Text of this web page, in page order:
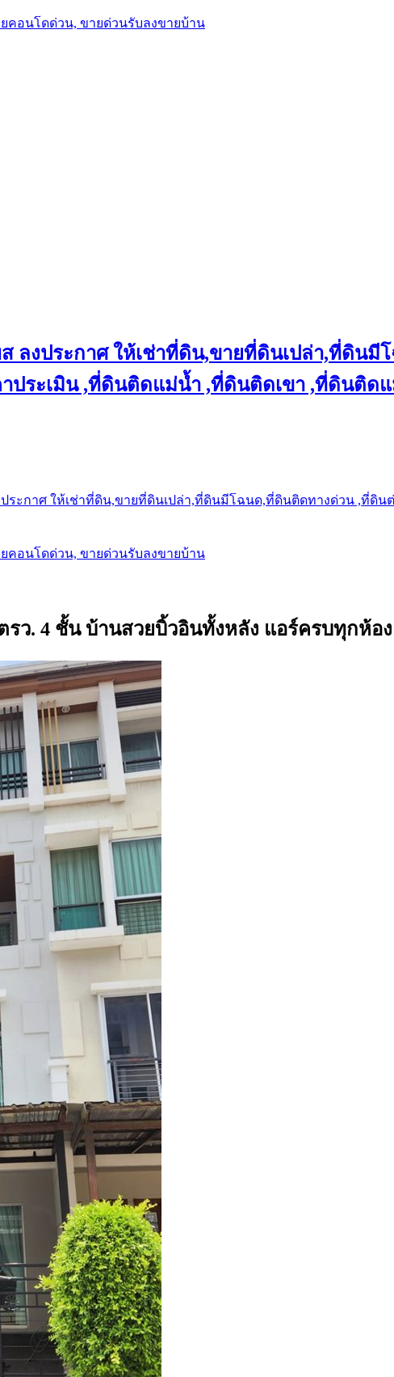
คอนโดด่วน, ขายด่วนรับลงขายบ้าน
ส ลงประกาศ ให้เช่าที่ดิน,ขายที่ดินเปล่า,ที่ดิน
ประเมิน ,ที่ดินติดแม่น้ำ ,ที่ดินติดเขา ,ที่ดินติด
ประกาศ ให้เช่าที่ดิน,ขายที่ดินเปล่า,ที่ดินมีโฉนด,ที่ดินติดทางด่วน ,ที่ดิน
คอนโดด่วน, ขายด่วนรับลงขายบ้าน
ว. 4 ชั้น บ้านสวยบิ้วอินทั้งหลัง แอร์ครบทุกห้อง